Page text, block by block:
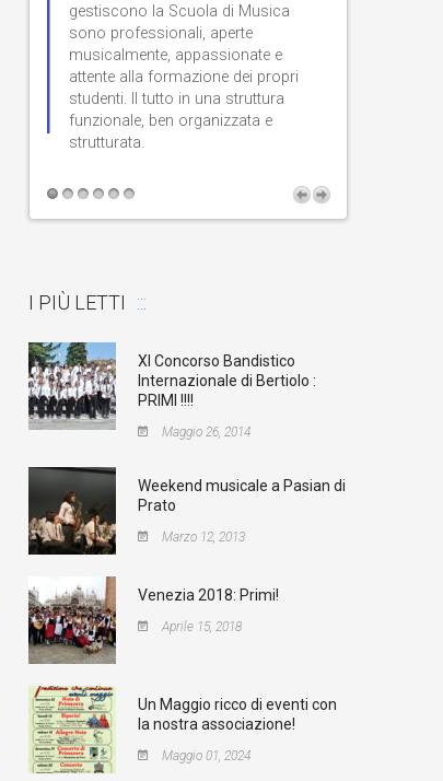
gestiscono la Scuola di Musica
sono professionali, aperte
musicalmente, appassionate e
attente alla formazione dei propri
studenti. Il tutto in una struttura
funzionale, ben organizzata e
strutturata.
I PIÙ LETTI
XI Concorso Bandistico
Internazionale di Bertiolo :
PRIMI !!!!
Maggio 26, 2014
Weekend musicale a Pasian di
Prato
Marzo 12, 2013
Venezia 2018: Primi!
Aprile 15, 2018
Un Maggio ricco di eventi con
la nostra associazione!
Maggio 01, 2024